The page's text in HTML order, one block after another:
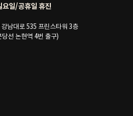
요일/공휴일 휴진
강남대로 535 프린스타워 3층
당선 논현역 4번 출구)